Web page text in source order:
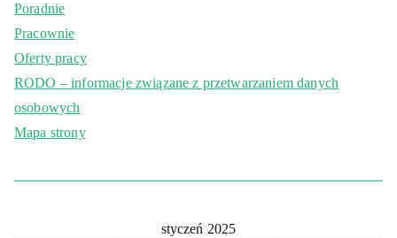
Poradnie
Pracownie
Oferty pracy
RODO – informacje związane z przetwarzaniem danych
osobowych
Mapa strony
styczeń 2025